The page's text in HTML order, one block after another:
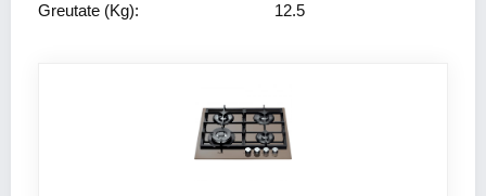
Greutate (Kg):
12.5